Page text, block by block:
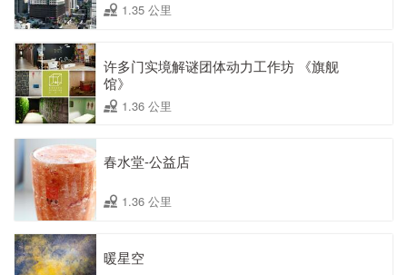
1.35 公里
许多门实境解谜团体动力工作坊 《旗舰
馆》
1.36 公里
春水堂-公益店
1.36 公里
暖星空